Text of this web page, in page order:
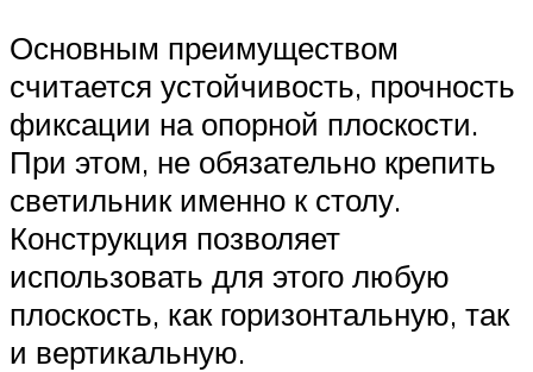
Основным преимуществом
считается устойчивость, прочность
фиксации на опорной плоскости.
При этом, не обязательно крепить
светильник именно к столу.
Конструкция позволяет
использовать для этого любую
плоскость, как горизонтальную, так
и вертикальную.